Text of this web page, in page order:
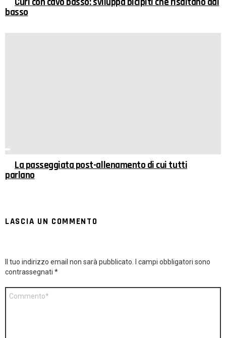
basso
La passeggiata post-allenamento di cui tutti
parlano
LASCIA UN COMMENTO
Il tuo indirizzo email non sarà pubblicato.
I campi obbligatori sono
contrassegnati *
Commento